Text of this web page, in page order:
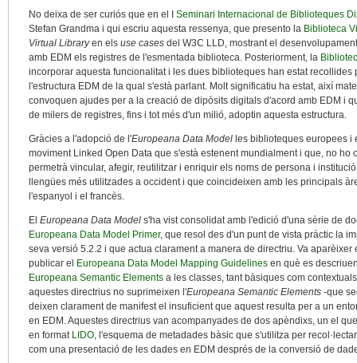
No deixa de ser curiós que en el I Seminari Internacional de Biblioteques
Stefan Grandma i qui escriu aquesta ressenya, que presento la Biblioteca
Virtual Libraryen els use cases del W3C LLD, mostrant el
amb EDM els registres de l'esmentada biblioteca. Posteriorment, la
incorporar aquesta funcionalitat i les dues biblioteques han estat
l'estructura EDM de la qual s'està parlant. Molt significatiu ha estat, així
convoquen ajudes per a la creació de dipòsits digitals d'acord amb EDM i
de milers de registres, fins i tot més d'un milió, adoptin aquesta estructura.
Gràcies a l'adopció de l'Europeana Data Model les biblioteques europees
moviment Linked Open Data que s'està estenent mundialment i que, no
permetrà vincular, afegir, reutilitzar i enriquir els noms de persona i
llengües més utilitzades a occident i que coincideixen amb les principals
l'espanyol i el francès.
El Europeana Data Model s'ha vist consolidat amb l'edició d'una sèrie de
Europeana Data Model Primer, que resol des d'un punt de vista pràctic la
seva versió 5.2.2 i que actua clarament a manera de directriu. Va
publicar el
Europeana Data Model Mapping Guidelines en què es
Europeana Semantic Elements a les classes, tant bàsiques com
aquestes directrius no suprimeixen l'Europeana Semantic Elements -que
deixen clarament de manifest el insuficient que aquest resulta per a un
en EDM. Aquestes directrius van acompanyades de dos apèndixs, un el
en format LIDO, l'esquema de metadades bàsic que s'utilitza per
com una presentació de les dades en EDM després de la conversió de